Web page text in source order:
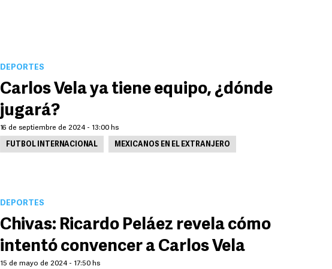
DEPORTES
Carlos Vela ya tiene equipo, ¿dónde
jugará?
16 de septiembre de 2024 - 13:00 hs
FUTBOL INTERNACIONAL MEXICANOS EN EL EXTRANJERO
DEPORTES
Chivas: Ricardo Peláez revela cómo
intentó convencer a Carlos Vela
15 de mayo de 2024 - 17:50 hs